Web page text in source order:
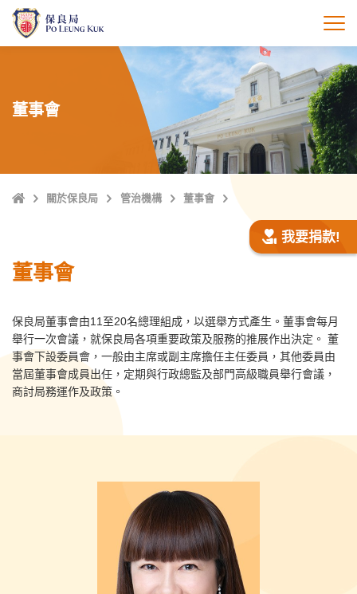
打
董事會
主
關於保良局 管治機構 董事會
我要捐款!
董事會
保良局董事會由11至20名總理組成，以選舉方式產生。董事會每月
舉行一次會議，就保良局各項重要政策及服務的推展作出決定。 董
事會下設委員會，一般由主席或副主席擔任主任委員，其他委員由
當屆董事會成員出任，定期與行政總監及部門高級職員舉行會議，
商討局務運作及政策。